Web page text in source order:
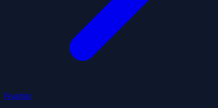
Fiyatlar